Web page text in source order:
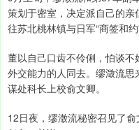
策划于密室，决定派自己的
往苏北桃林镇与日军“商签和约”
董以自己口齿不伶俐，怕谈
外交能力的人同去。缪澂流
谋处科长上校俞文卿。
12日夜，缪澂流秘密召见了